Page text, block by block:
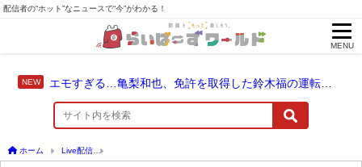
配信者の“ホット”なニュースで“今”がわかる！
MENU
エモすぎる…亀梨和也、免許を取得した鈴木福の運転でドライブ！
ホーム Live配信